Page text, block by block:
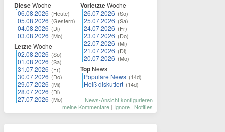
DieseWoche
06.08.2026 (Heute)
05.08.2026 (Gestern)
04.08.2026 (Di)
03.08.2026 (Mo)
LetzteWoche
02.08.2026 (So)
01.08.2026 (Sa)
31.07.2026 (Fr)
30.07.2026 (Do)
29.07.2026 (Mi)
28.07.2026 (Di)
27.07.2026 (Mo)
VorletzteWoche
26.07.2026 (So)
25.07.2026 (Sa)
24.07.2026 (Fr)
23.07.2026 (Do)
22.07.2026 (Mi)
21.07.2026 (Di)
20.07.2026 (Mo)
Top News
Populäre News (14d)
Heiß diskutiert (14d)
News-Ansicht konfigurieren
meine Kommentare | Ignore | Notifies